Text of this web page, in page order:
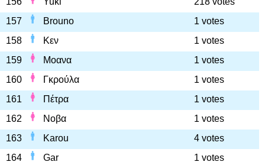
157
Brouno
1 votes
158
Κεν
1 votes
159
Μοανα
1 votes
160
Γκρούλα
1 votes
161
Πέτρα
1 votes
162
Νοβα
1 votes
163
Karou
4 votes
164
Gar
1 votes